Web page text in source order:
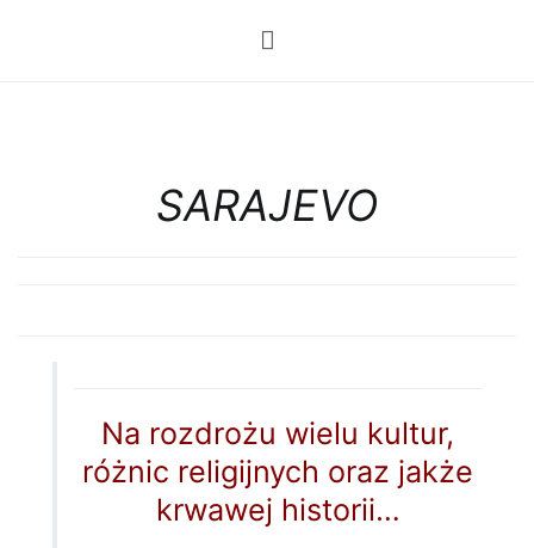
SARAJEVO
Na rozdrożu wielu kultur,
różnic religijnych oraz jakże
krwawej historii…